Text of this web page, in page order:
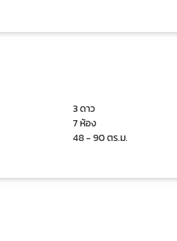
3 ดาว
7 ห้อง
48 - 90 ตร.ม.